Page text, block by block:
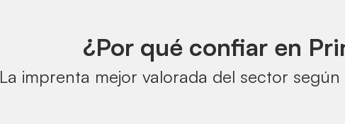
¿Por qué confiar en
La imprenta mejor valorada del sector